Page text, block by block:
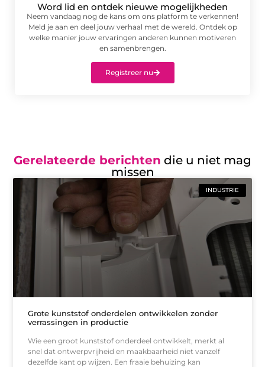
Word lid en ontdek nieuwe mogelijkheden
Neem vandaag nog de kans om ons platform te verkennen!
Meld je aan en deel jouw verhaal met de wereld. Ontdek op
welke manier jouw ervaringen anderen kunnen motiveren
en samenbrengen.
Registreer nu
Gerelateerde berichten die u niet mag
missen
INDUSTRIE
Grote kunststof onderdelen ontwikkelen zonder
verrassingen in productie
Wie een groot kunststof onderdeel ontwikkelt, merkt al
snel dat ontwerpvrijheid en maakbaarheid niet vanzelf
dezelfde kant op wijzen. Een fraaie behuizing kan